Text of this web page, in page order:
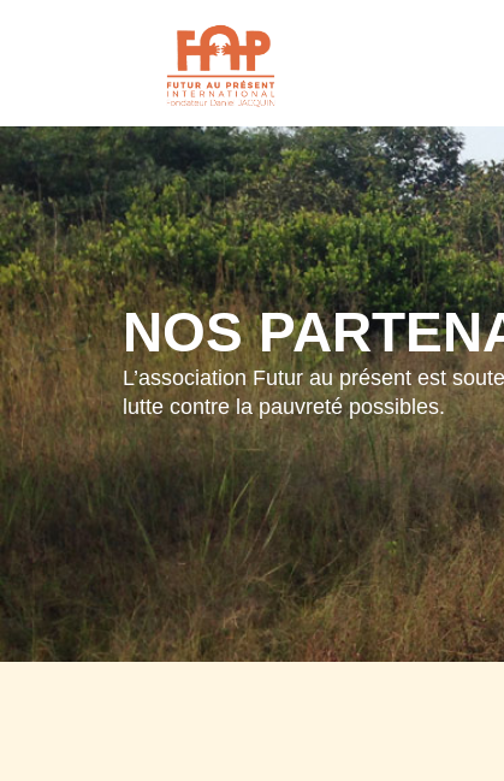
NOS
L’association Futur au présent est
lutte contre la pauvreté possibles.